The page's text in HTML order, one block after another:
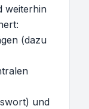
weiterhin
(dazu
und